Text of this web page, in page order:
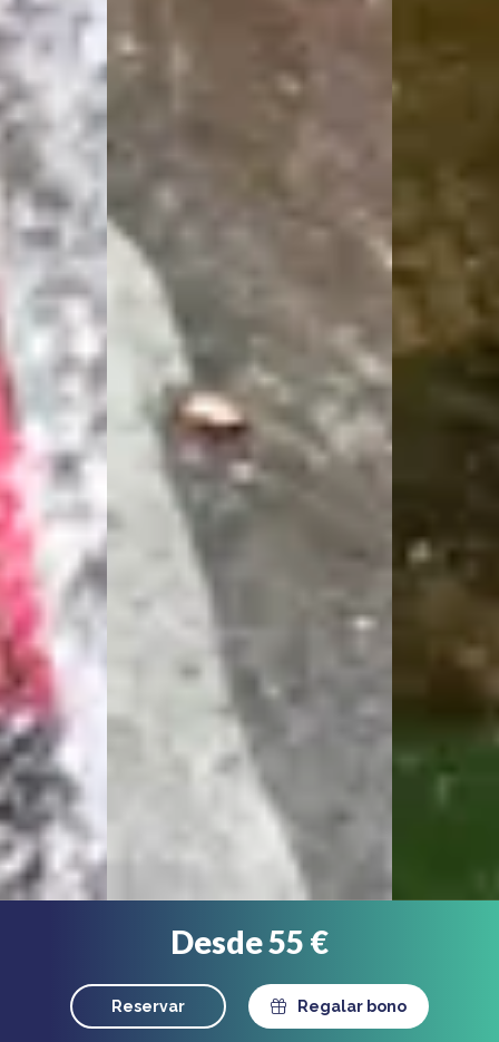
Desde 55 €
Reservar Regalar bono